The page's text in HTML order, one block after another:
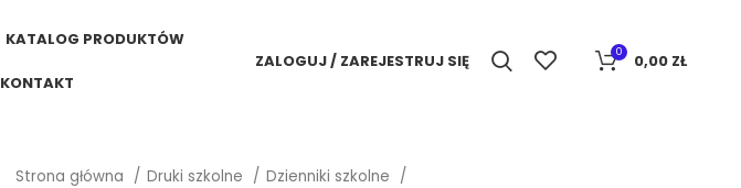
KATALOG PRODUKTÓW
KONTAKT
ZALOGUJ / ZAREJESTRUJ SIĘ 0 0,00 ZŁ
Strona główna Druki szkolne
Dzienniki szkolne